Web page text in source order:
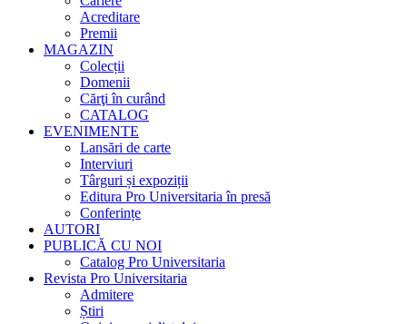
Acreditare
Premii
MAGAZIN
Colecții
Domenii
Cărţi în curând
CATALOG
EVENIMENTE
Lansări de carte
Interviuri
Târguri și expoziții
Editura Pro Universitaria în presă
Conferințe
AUTORI
PUBLICĂ CU NOI
Catalog Pro Universitaria
Revista Pro Universitaria
Admitere
Știri